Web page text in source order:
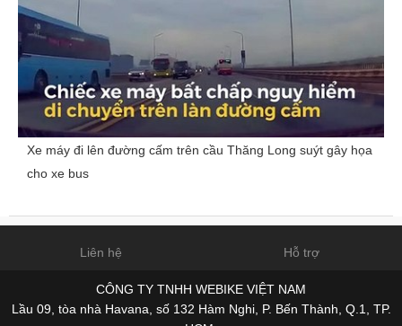
Xe máy đi lên đường cấm trên cầu Thăng Long suýt gây họa
cho xe bus
Liên hệ Hỗ trợ
CÔNG TY TNHH WEBIKE VIỆT NAM
Lầu 09, tòa nhà Havana, số 132 Hàm Nghi, P. Bến Thành, Q.1, TP.